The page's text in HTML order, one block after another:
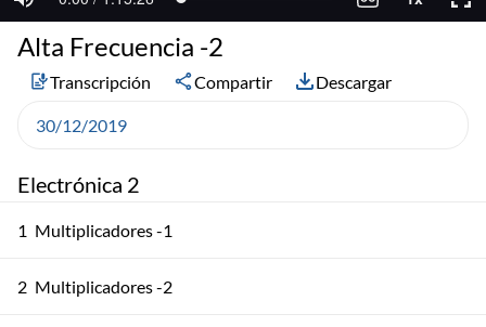
Electrónica 2
1 Multiplicadores -1
2 Multiplicadores -2
Alta Frecuencia -2
Transcripción Compartir Descargar
30/12/2019